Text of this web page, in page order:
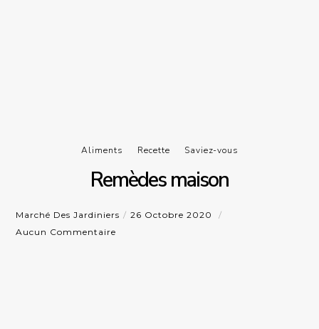
Aliments Recette Saviez-vous
Remèdes maison
Marché Des Jardiniers
26 Octobre 2020
Aucun Commentaire